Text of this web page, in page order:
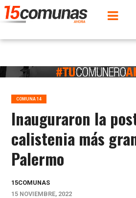
COMUNA 14
Inauguraron la
calistenia más
Palermo
15COMUNAS
15 NOVIEMBRE, 2022